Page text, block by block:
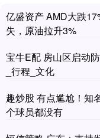
亿盛资产 AMD大跌
失，原油拉升3%
宝牛E配 房山区启动
_行程_文化
趣炒股 有点尴尬！知
个球员都没有